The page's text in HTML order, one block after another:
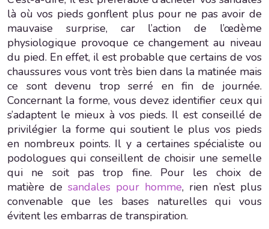
là où vos pieds gonflent plus pour ne pas avoir de
mauvaise surprise, car l’action de l’œdème
physiologique provoque ce changement au niveau
du pied. En effet, il est probable que certains de vos
chaussures vous vont très bien dans la matinée mais
ce sont devenu trop serré en fin de journée.
Concernant la forme, vous devez identifier ceux qui
s’adaptent le mieux à vos pieds. Il est conseillé de
privilégier la forme qui soutient le plus vos pieds
en nombreux points. Il y a certaines spécialiste ou
podologues qui conseillent de choisir une semelle
qui ne soit pas trop fine. Pour les choix de
matière de sandales pour homme, rien n’est plus
convenable que les bases naturelles qui vous
évitent les embarras de transpiration.